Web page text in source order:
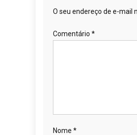
O seu endereço de e-mail
Comentário *
Nome *